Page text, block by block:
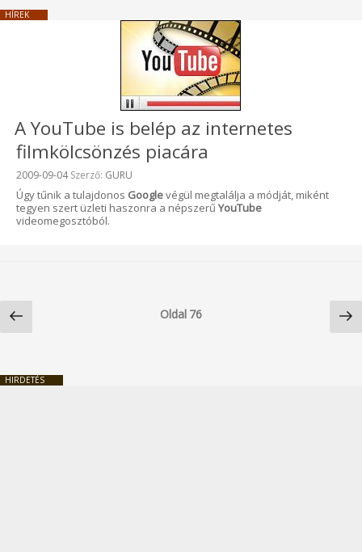
HÍREK
A YouTube is belép az internetes
filmkölcsönzés piacára
Beküldve:
2009-09-04Szerző: GURU
Úgy tűnik a tulajdonos Googlevégül megtalálja a módját, miként
tegyen szert üzleti haszonra a népszerű YouTube
videomegosztóból.
lapozása
Előző
oldal
Oldal 76
HIRDETÉS